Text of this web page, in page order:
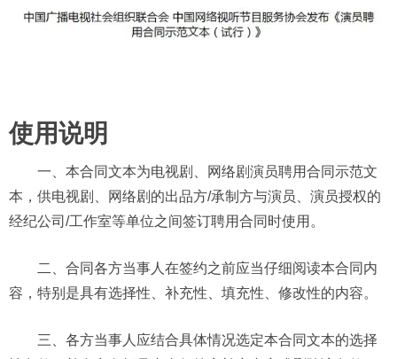
使用说明
一、本合同文本为电视剧、网络剧演员聘用合同示范文
本，供电视剧、网络剧的出品方/承制方与演员、演员授权的
经纪公司/工作室等单位之间签订聘用合同时使用。
二、合同各方当事人在签约之前应当仔细阅读本合同内
容，特别是具有选择性、补充性、填充性、修改性的内容。
三、各方当事人应结合具体情况选定本合同文本的选择